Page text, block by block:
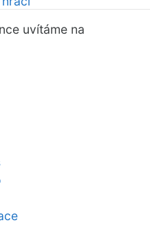
uvítáme na